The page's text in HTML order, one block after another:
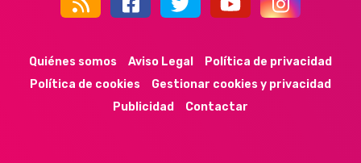
44k 9k 35k 352
Quiénes somos Aviso Legal
Política de privacidad
Política de cookies
Gestionar cookies y privacidad
Publicidad
Contactar